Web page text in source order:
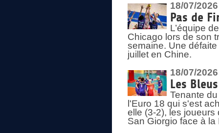
18/07/2026
Pas de
L’équipe
Chicago lors de son
semaine. Une
juillet en Chine.
18/07/2026
Les
Tenante
l'Euro 18 qui s'est
elle (3-2), les
San Giorgio face à la